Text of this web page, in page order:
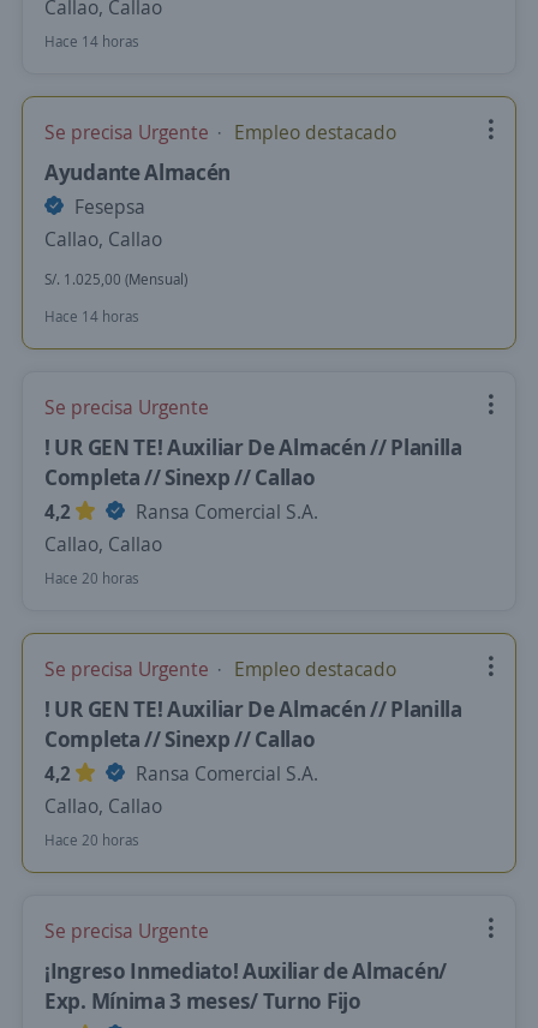
Callao, Callao
Hace 14 horas
Se precisa Urgente Empleo destacado
Ayudante Almacén
Fesepsa
Callao, Callao
S/. 1.025,00 (Mensual)
Hace 14 horas
Se precisa Urgente
! UR GEN TE! Auxiliar De Almacén // Planilla
Completa // Sinexp // Callao
4,2
Ransa Comercial S.A.
Callao, Callao
Hace 20 horas
Se precisa Urgente Empleo destacado
! UR GEN TE! Auxiliar De Almacén // Planilla
Completa // Sinexp // Callao
4,2
Ransa Comercial S.A.
Callao, Callao
Hace 20 horas
Se precisa Urgente
¡Ingreso Inmediato! Auxiliar de Almacén/
Exp. Mínima 3 meses/ Turno Fijo